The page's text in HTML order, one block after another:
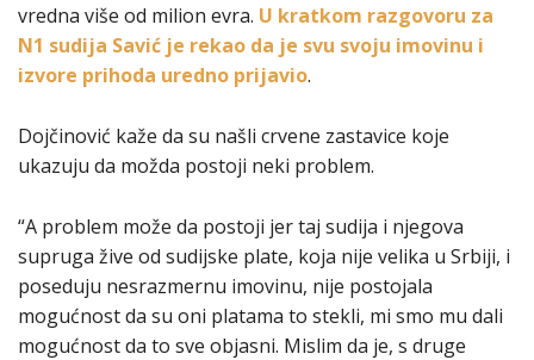
vredna više od milion evra. U kratkom razgovoru za
N1 sudija Savić je rekao da je svu svoju imovinu i
izvore prihoda uredno prijavio.
Dojčinović kaže da su našli crvene zastavice koje
ukazuju da možda postoji neki problem.
“A problem može da postoji jer taj sudija i njegova
supruga žive od sudijske plate, koja nije velika u Srbiji, i
poseduju nesrazmernu imovinu, nije postojala
mogućnost da su oni platama to stekli, mi smo mu dali
mogućnost da to sve objasni. Mislim da je, s druge